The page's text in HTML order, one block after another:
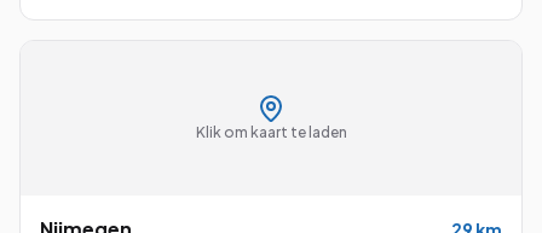
Klik om kaart te laden